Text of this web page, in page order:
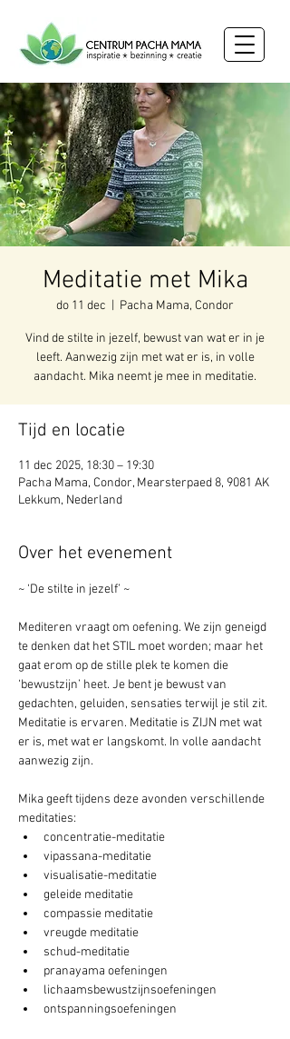
Meditatie met Mika
do 11 dec Pacha Mama, Condor
Vind de stilte in jezelf, bewust van wat er in je
leeft. Aanwezig zijn met wat er is, in volle
aandacht. Mika neemt je mee in meditatie.
Tijd en locatie
11 dec 2025, 18:30 – 19:30
Pacha Mama, Condor, Mearsterpaed 8, 9081 AK
Lekkum, Nederland
Over het evenement
~ ‘De stilte in jezelf’ ~
Mediteren vraagt om oefening. We zijn geneigd
te denken dat het STIL moet worden; maar het
gaat erom op de stille plek te komen die
‘bewustzijn’ heet. Je bent je bewust van
gedachten, geluiden, sensaties terwijl je stil zit.
Meditatie is ervaren. Meditatie is ZIJN met wat
er is, met wat er langskomt. In volle aandacht
aanwezig zijn.
Mika geeft tijdens deze avonden verschillende
meditaties:
concentratie-meditatie
vipassana-meditatie
visualisatie-meditatie
geleide meditatie
compassie meditatie
vreugde meditatie
schud-meditatie
pranayama oefeningen
lichaamsbewustzijnsoefeningen
ontspanningsoefeningen